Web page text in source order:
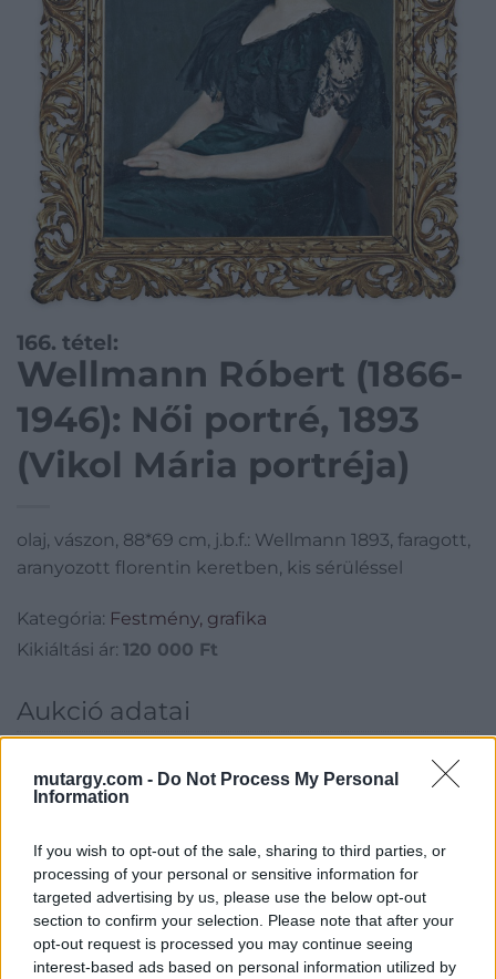
mutargy.com - Do Not Process My Personal
Information
If you wish to opt-out of the sale, sharing to third parties, or
processing of your personal or sensitive information for
targeted advertising by us, please use the below opt-out
section to confirm your selection. Please note that after your
opt-out request is processed you may continue seeing
interest-based ads based on personal information utilized by
166. tétel:
Wellmann Róbert (1866-
1946): Női portré, 1893
(Vikol Mária portréja)
olaj, vászon, 88*69 cm, j.b.f.: Wellmann 1893, faragott,
aranyozott florentin keretben, kis sérüléssel
Kategória: Festmény, grafika
Kikiáltási ár: 120 000 Ft
Aukció adatai
Aukció dátuma: 2017.12.05
Aukció helye: Budapest, Balaton utca 8.
Tételszám: 166
Eladó adatai